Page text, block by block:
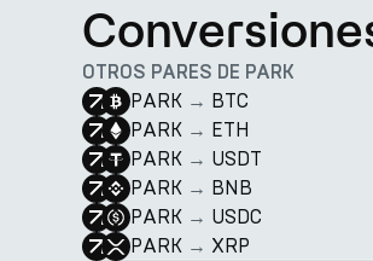
OTROS PARES DE PARK
PARK → BTC
PARK → ETH
PARK → USDT
PARK → BNB
PARK → USDC
PARK → XRP